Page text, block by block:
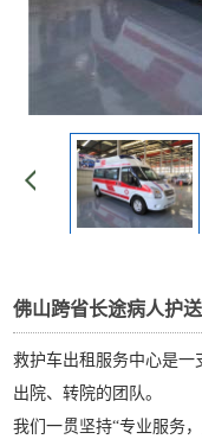
佛山跨省长途病人护送
救护车出租服务中心是一
出院、转院的团队。
我们一贯坚持“专业服务